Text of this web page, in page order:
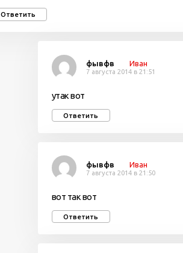
Ответить
фывфв Иван
7 августа 2014 в 21:51
утак вот
Ответить
фывфв Иван
7 августа 2014 в 21:50
вот так вот
Ответить